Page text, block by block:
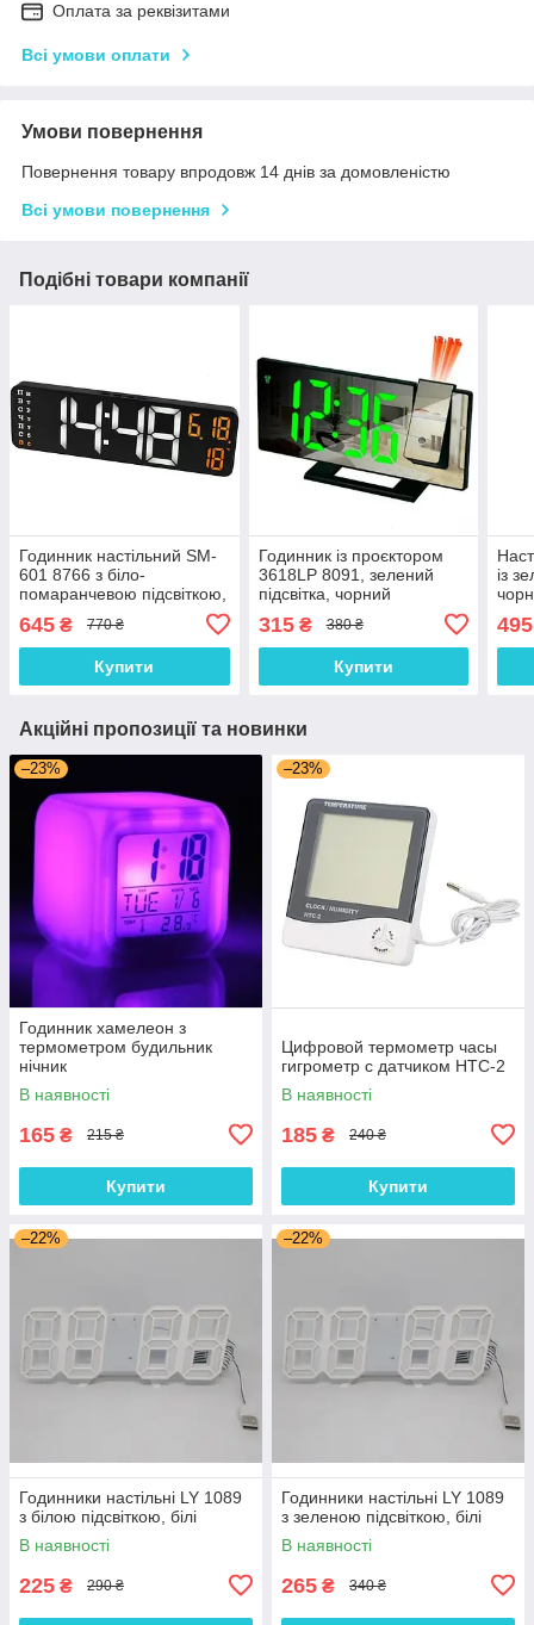
Оплата за реквізитами
Всі умови оплати
Умови повернення
Повернення товару впродовж 14 днів за домовленістю
Всі умови повернення
Подібні товари компанії
Годинник настільний SM-
601 8766 з біло-
помаранчевою підсвіткою,
645 ₴ 770 ₴
Купити
Годинник із проєктором
3618LP 8091, зелений
підсвітка, чорний
315₴ 380 ₴
Купити
із
495
Акційні пропозиції та новинки
–23%
Годинник хамелеон з
термометром будильник
нічник
В наявності
165 ₴ 215 ₴
Купити
–23%
Цифровой термометр часы
гигрометр с датчиком HTC-2
В наявності
185 ₴ 240 ₴
Купити
–22%
Годинники настільні LY 1089
з білою підсвіткою, білі
В наявності
225 ₴ 290 ₴
–22%
Годинники настільні LY 1089
з зеленою підсвіткою, білі
В наявності
265 ₴ 340 ₴